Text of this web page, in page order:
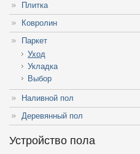
Плитка
Ковролин
Паркет
Уход
Укладка
Выбор
Наливной пол
Деревянный пол
Устройство пола